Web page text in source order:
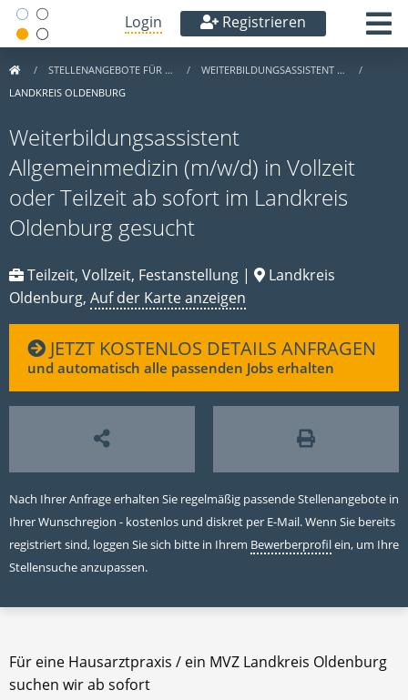
Login Registrieren
STELLENANGEBOTE FÜR …
WEITERBILDUNGSASSISTENT …
LANDKREIS OLDENBURG
Weiterbildungsassistent
Allgemeinmedizin (m/w/d) in Vollzeit
oder Teilzeit ab sofort im Landkreis
Oldenburg gesucht
Teilzeit, Vollzeit, Festanstellung |
Landkreis
Oldenburg, Auf der Karte anzeigen
JETZT KOSTENLOS DETAILS ANFRAGEN
und automatisch alle passenden Jobs erhalten
Nach Ihrer Anfrage erhalten Sie regelmäßig passende Stellenangebote in
Ihrer Wunschregion - kostenlos und diskret per E-Mail. Wenn Sie bereits
registriert sind, loggen Sie sich bitte in Ihrem Bewerberprofilein, um Ihre
Stellensuche anzupassen.
Für eine Hausarztpraxis / ein MVZ Landkreis Oldenburg
suchen wir ab sofort